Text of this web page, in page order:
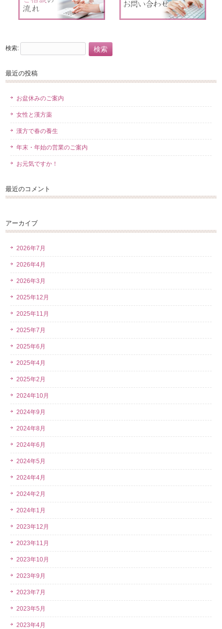
検索:
最近の投稿
お盆休みのご案内
女性と漢方薬
漢方で春の養生
年末・年始の営業のご案内
お元気ですか！
最近のコメント
アーカイブ
2026年7月
2026年4月
2026年3月
2025年12月
2025年11月
2025年7月
2025年6月
2025年4月
2025年2月
2024年10月
2024年9月
2024年8月
2024年6月
2024年5月
2024年4月
2024年2月
2024年1月
2023年12月
2023年11月
2023年10月
2023年9月
2023年7月
2023年5月
2023年4月